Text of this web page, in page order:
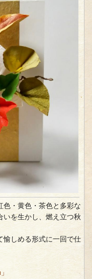
色・黄色・茶色と多彩な
いを生かし、燃え立つ秋
愉しめる形式に一回で仕